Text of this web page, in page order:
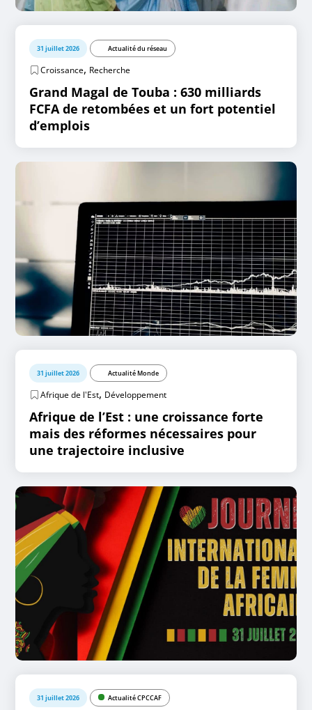
31 juillet 2026 Actualité du réseau
Croissance, Recherche
Grand Magal de Touba : 630 milliards
FCFA de retombées et un fort potentiel
d’emplois
31 juillet 2026 Actualité Monde
Afrique de l'Est, Développement
Afrique de l’Est : une croissance forte
mais des réformes nécessaires pour
une trajectoire inclusive
31 juillet 2026 Actualité CPCCAF